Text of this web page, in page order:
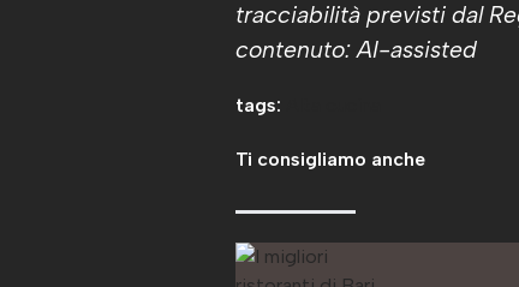
tracciabilità previsti dal
contenuto: AI-assisted
tags:
Ti consigliamo anche